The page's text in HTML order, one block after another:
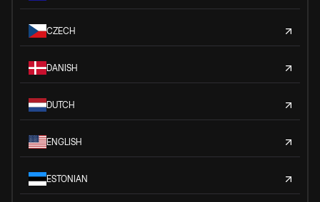
CZECH
DANISH
DUTCH
ENGLISH
ESTONIAN